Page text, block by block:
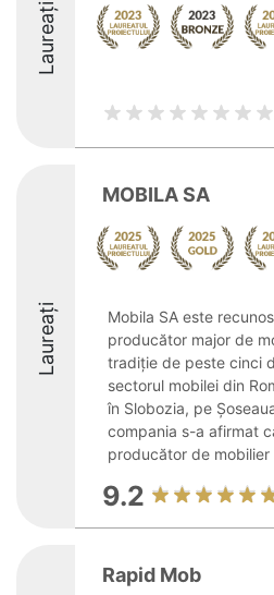
Laureați
Laureați
MOBILA SA
Mobila SA este
producător major de
tradiție de peste cinci
sectorul mobilei din
în Slobozia, pe
compania s-a afirmat
producător de mobilier
9.2
Rapid Mob